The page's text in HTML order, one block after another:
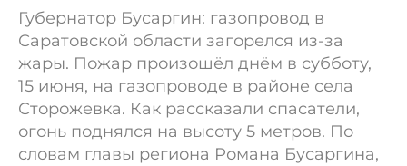
Губернатор Бусаргин: газопровод в
Саратовской области загорелся из-за
жары. Пожар произошёл днём в субботу,
15 июня, на газопроводе в районе села
Сторожевка. Как рассказали спасатели,
огонь поднялся на высоту 5 метров. По
словам главы региона Романа Бусаргина,